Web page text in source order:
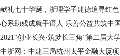
献礼七十华诞，浙理学子建德追寻红
心系助残成就手语人 乐善公益共筑中
2021“创业长兴·筑梦长三角”第二届大
业大赛火热开
中浙网：中建三局杭州太平金融大厦